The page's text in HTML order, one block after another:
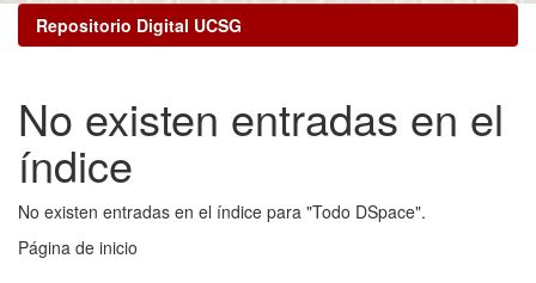
Repositorio Digital UCSG
No existen entradas en el
índice
No existen entradas en el índice para "Todo DSpace".
Página de inicio